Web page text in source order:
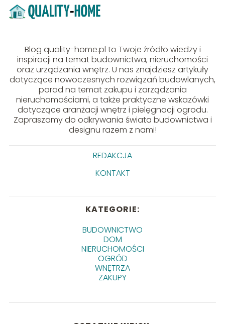
Blog quality-home.pl to Twoje źródło wiedzy i
inspiracji na temat budownictwa, nieruchomości
oraz urządzania wnętrz. U nas znajdziesz artykuły
dotyczące nowoczesnych rozwiązań budowlanych,
porad na temat zakupu i zarządzania
nieruchomościami, a także praktyczne wskazówki
dotyczące aranżacji wnętrz i pielęgnacji ogrodu.
Zapraszamy do odkrywania świata budownictwa i
designu razem z nami!
REDAKCJA
KONTAKT
KATEGORIE:
BUDOWNICTWO
DOM
NIERUCHOMOŚCI
OGRÓD
WNĘTRZA
ZAKUPY